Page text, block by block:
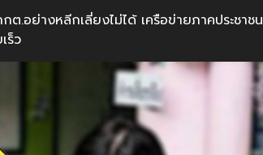
.อย่างหลีกเลี่ยงไม่ได้ เครือข่ายภาคประชาชน
ร็ว